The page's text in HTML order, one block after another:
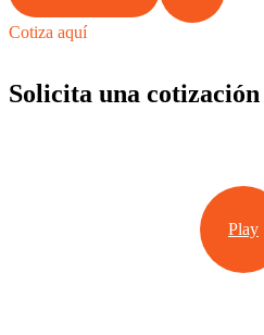
Cotiza aquí
Solicita una
Play